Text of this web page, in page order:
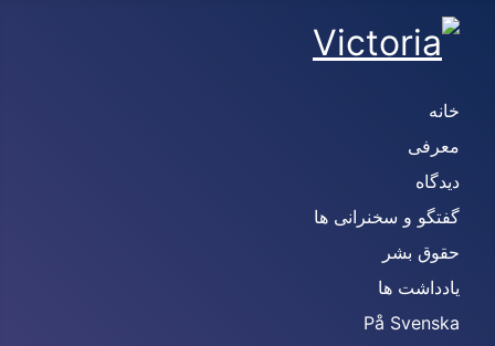
و سخنرانی ها
بشر
ها
På